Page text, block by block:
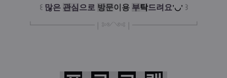
꒰ 많은 관심 으로 방문이 용 부탁드려요'◡' ꒱
┗━━━━━━━━ ❘༻༺❘ ━━━━━━━━┛